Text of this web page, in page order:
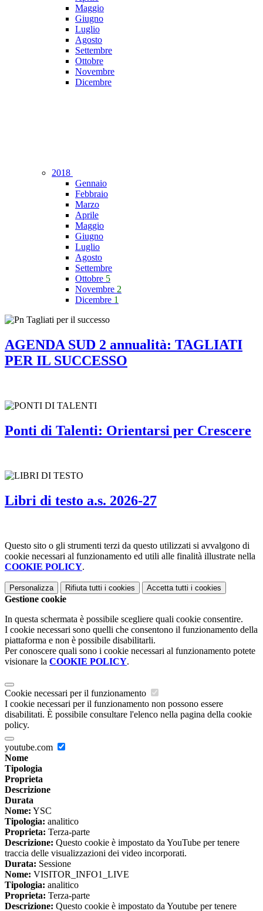
Maggio
Giugno
Luglio
Agosto
Settembre
Ottobre
Novembre
Dicembre
2018
Gennaio
Febbraio
Marzo
Aprile
Maggio
Giugno
Luglio
Agosto
Settembre
Ottobre 5
Novembre 2
Dicembre 1
AGENDA SUD 2 annualità: TAGLIATI
PER IL SUCCESSO
Ponti di Talenti: Orientarsi per Crescere
Libri di testo a.s. 2026-27
Questo sito o gli strumenti terzi da questo utilizzati si avvalgono di
cookie necessari al funzionamento ed utili alle finalità illustrate nella
COOKIE POLICY.
Personalizza Rifiuta tutti i cookies Accetta tutti i cookies
Gestione cookie
In questa schermata è possibile scegliere quali cookie consentire.
I cookie necessari sono quelli che consentono il funzionamento della
piattaforma e non è possibile disabilitarli.
Per conoscere quali sono i cookie necessari al funzionamento potete
visionare la COOKIE POLICY.
Cookie necessari per il funzionamento
I cookie necessari per il funzionamento non possono essere
disabilitati. È possibile consultare l'elenco nella pagina della cookie
policy.
youtube.com
Nome
Tipologia
Proprieta
Descrizione
Durata
Nome: YSC
Tipologia: analitico
Proprieta: Terza-parte
Descrizione: Questo cookie è impostato da YouTube per tenere
traccia delle visualizzazioni dei video incorporati.
Durata: Sessione
Nome: VISITOR_INFO1_LIVE
Tipologia: analitico
Proprieta: Terza-parte
Descrizione: Questo cookie è impostato da Youtube per tenere